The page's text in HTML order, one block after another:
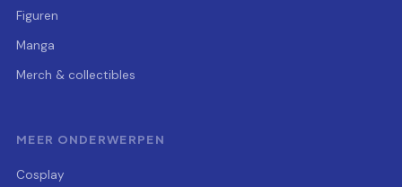
Figuren
Manga
Merch & collectibles
MEER ONDERWERPEN
Cosplay